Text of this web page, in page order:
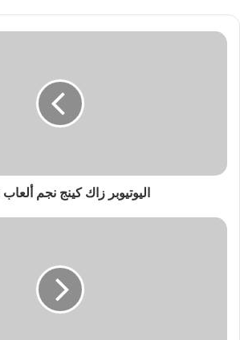
اليوتيوبر زاك كينج نجم